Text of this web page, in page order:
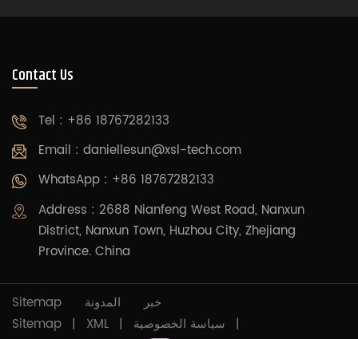
Contact Us
Tel : +86 18767282133
Email : daniellesun@xsl-tech.com
WhatsApp : +86 18767282133
Address : 2688 Nianfeng West Road, Nanxun
District, Nanxun Town, Huzhou City, Zhejiang
Province. China
Sitemap المدونة
خبر
Sitemap | XML | سياسة الخصوصية |